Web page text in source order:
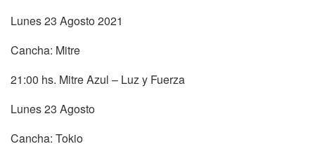
Lunes 23 Agosto 2021
Cancha: Mitre
21:00 hs. Mitre Azul – Luz y Fuerza
Lunes 23 Agosto
Cancha: Tokio